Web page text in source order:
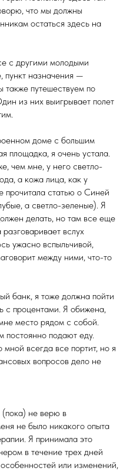
что мы должны
остаться здесь на
с другими молодыми
пункт назначения —
также путешествуем по
из них выигрывает полет
доме с большим
площадка, я очень устала.
чем мне, у него светло-
а кожа лица, как у
прочитала статью о Синей
а светло-зеленые). Я
делать, но там все еще
вслух
ужасно вспыльчивой,
между ними, что-то
банк, я тоже должна пойти
с процентами. Я обижена,
место рядом с собой.
подают еду.
всегда все портит, но я
вопросов дело не
(пока) не верю в
не было никакого опыта
Я принимала это
в течение трех дней
или изменений,